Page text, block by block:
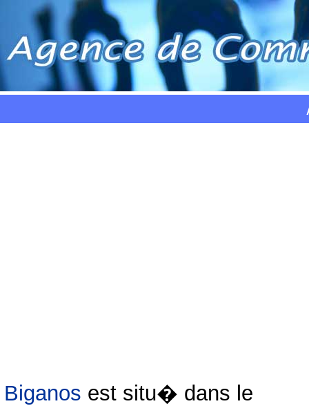
Biganos est situ� dans le